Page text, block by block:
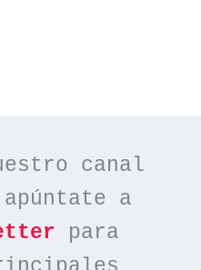
canal
a
para